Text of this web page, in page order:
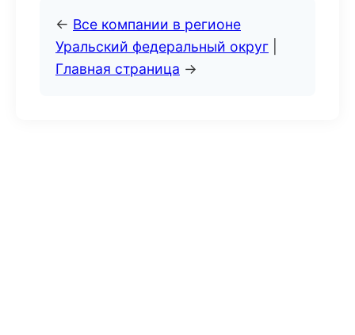
← Все компании в регионе
Уральский федеральный округ
Главная страница →